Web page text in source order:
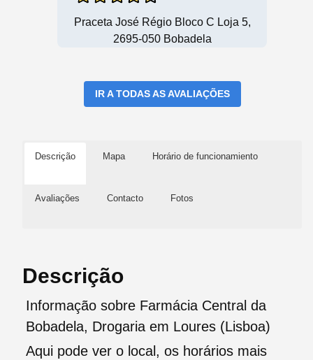
Praceta José Régio Bloco C Loja 5,
2695-050 Bobadela
IR A TODAS AS AVALIAÇÕES
Descrição Mapa Horário de funcionamiento
Avaliações Contacto Fotos
Descrição
Informação sobre Farmácia Central da
Bobadela, Drogaria em Loures (Lisboa)
Aqui pode ver o local, os horários mais